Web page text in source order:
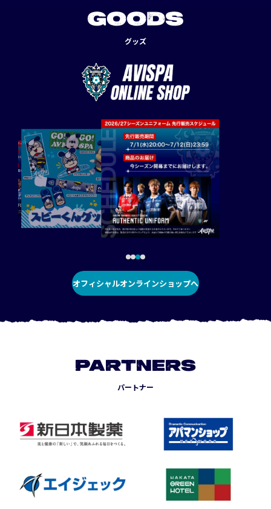
GOODS
グッズ
オフィシャルオンラインショップへ
PARTNERS
パートナー